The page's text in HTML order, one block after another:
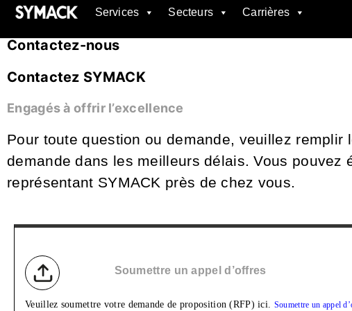
Services Secteurs Carrières
Contactez-nous
Contactez SYMACK
Engagés à offrir l’excellence
Pour toute question ou demande, veuillez
demande dans les meilleurs délais. Vous pouvez
représentant SYMACK près de chez vous.
Soumettre un appel d’offres
Veuillez soumettre votre demande de proposition (RFP) ici. Soumettre un appel